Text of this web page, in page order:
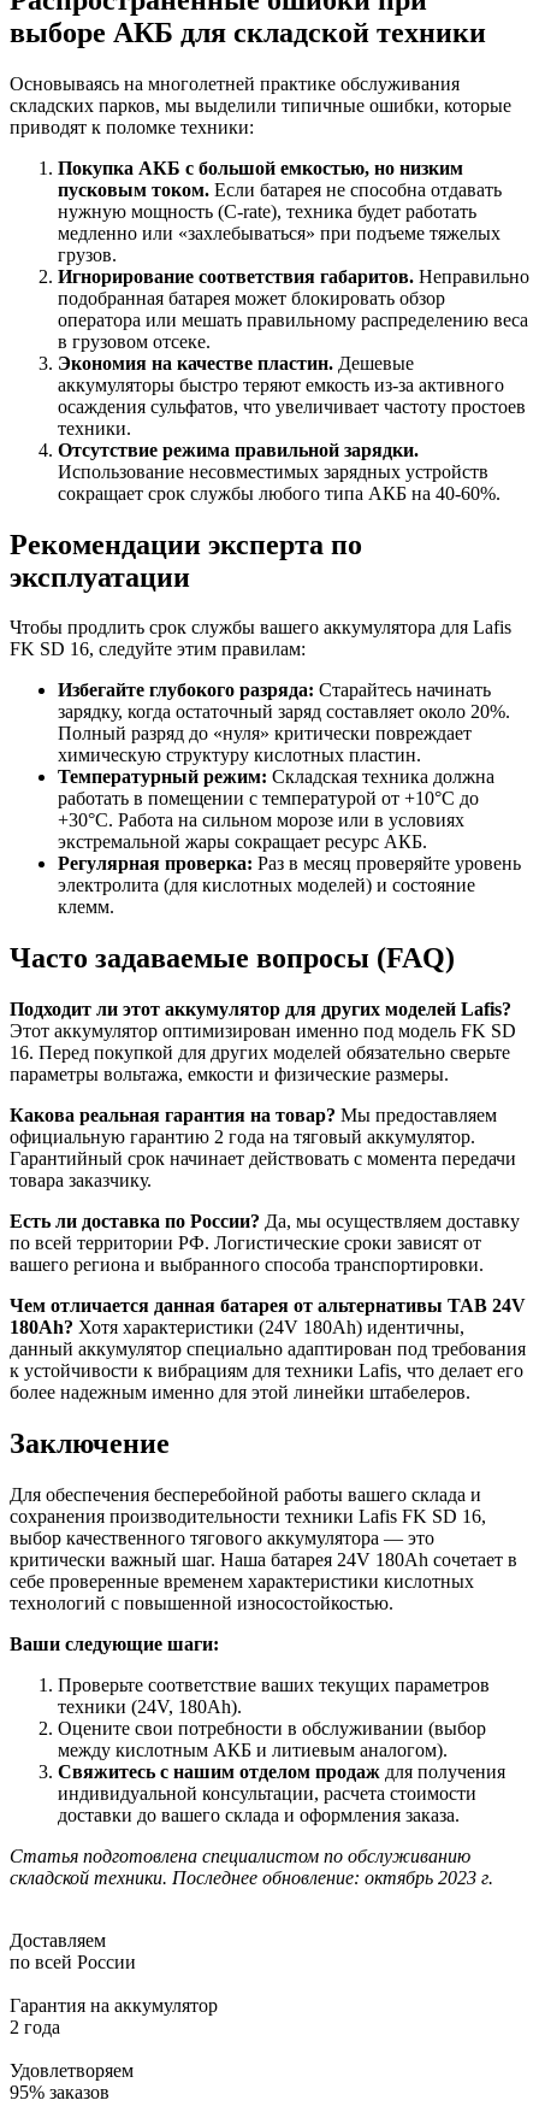
выборе АКБ для складской техники
Основываясь на многолетней практике обслуживания
складских парков, мы выделили типичные ошибки, которые
приводят к поломке техники:
Покупка АКБ с большой емкостью, но низким
пусковым током. Если батарея не способна отдавать
нужную мощность (C-rate), техника будет работать
медленно или «захлебываться» при подъеме тяжелых
грузов.
Игнорирование соответствия габаритов. Неправильно
подобранная батарея может блокировать обзор
оператора или мешать правильному распределению веса
в грузовом отсеке.
Экономия на качестве пластин. Дешевые
аккумуляторы быстро теряют емкость из-за активного
осаждения сульфатов, что увеличивает частоту простоев
техники.
Отсутствие режима правильной зарядки.
Использование несовместимых зарядных устройств
сокращает срок службы любого типа АКБ на 40-60%.
Рекомендации эксперта по
эксплуатации
Чтобы продлить срок службы вашего аккумулятора для Lafis
FK SD 16, следуйте этим правилам:
Избегайте глубокого разряда: Старайтесь начинать
зарядку, когда остаточный заряд составляет около 20%.
Полный разряд до «нуля» критически повреждает
химическую структуру кислотных пластин.
Температурный режим: Складская техника должна
работать в помещении с температурой от +10°C до
+30°C. Работа на сильном морозе или в условиях
экстремальной жары сокращает ресурс АКБ.
Регулярная проверка: Раз в месяц проверяйте уровень
электролита (для кислотных моделей) и состояние
клемм.
Часто задаваемые вопросы (FAQ)
Подходит ли этот аккумулятор для других моделей Lafis?
Этот аккумулятор оптимизирован именно под модель FK SD
16. Перед покупкой для других моделей обязательно сверьте
параметры вольтажа, емкости и физические размеры.
Какова реальная гарантия на товар? Мы предоставляем
официальную гарантию 2 года на тяговый аккумулятор.
Гарантийный срок начинает действовать с момента передачи
товара заказчику.
Есть ли доставка по России? Да, мы осуществляем доставку
по всей территории РФ. Логистические сроки зависят от
вашего региона и выбранного способа транспортировки.
Чем отличается данная батарея от альтернативы TAB 24V
180Ah? Хотя характеристики (24V 180Ah) идентичны,
данный аккумулятор специально адаптирован под требования
к устойчивости к вибрациям для техники Lafis, что делает его
более надежным именно для этой линейки штабелеров.
Заключение
Для обеспечения бесперебойной работы вашего склада и
сохранения производительности техники Lafis FK SD 16,
выбор качественного тягового аккумулятора — это
критически важный шаг. Наша батарея 24V 180Ah сочетает в
себе проверенные временем характеристики кислотных
технологий с повышенной износостойкостью.
Ваши следующие шаги:
Проверьте соответствие ваших текущих параметров
техники (24V, 180Ah).
Оцените свои потребности в обслуживании (выбор
между кислотным АКБ и литиевым аналогом).
Свяжитесь с нашим отделом продаж для получения
индивидуальной консультации, расчета стоимости
доставки до вашего склада и оформления заказа.
Статья подготовлена специалистом по обслуживанию
складской техники. Последнее обновление: октябрь 2023 г.
Доставляем
по всей России
Гарантия на аккумулятор
2 года
Удовлетворяем
95% заказов